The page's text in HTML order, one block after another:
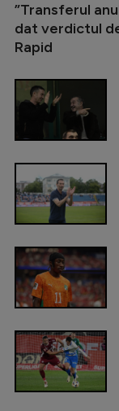
”Transferul
dat verdictul
Rapid